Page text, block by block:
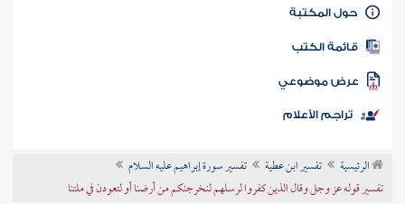
كتاب الأمة
المكتبة
الكتب
موضوعي
تراجم الأعلام
الرئيسية تفسير ابن عطية
تفسير سورة إبراهيم عليه السلام
تفسير قوله عز وجل وقال الذين كفروا لرسلهم لنخرجنكم من أرضنا أو لتعودن في ملتنا